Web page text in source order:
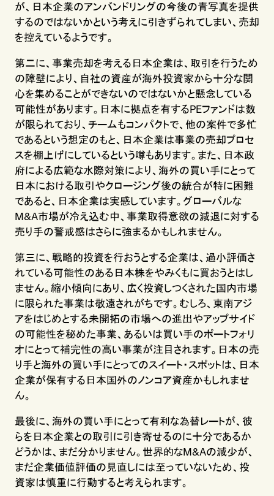
が、日本企業のアンバンドリングの今後の青写真を提供
するのではないかという考えに引きずられてしまい、売却
を控えているようです。
第二に、事業売却を考える日本企業は、取引を行うため
の障壁により、自社の資産が海外投資家から十分な関
心を集めることができないのではないかと懸念している
可能性があります。日本に拠点を有するPEファンドは数
が限られており、チームもコンパクトで、他の案件で多忙
であるという想定のもと、日本企業は事業の売却プロセ
スを棚上げにしているという噂もあります。また、日本政
府による広範な水際対策により、海外の買い手にとって
日本における取引やクロージング後の統合が特に困難
であると、日本企業は実感しています。グローバルな
M&A市場が冷え込む中、事業取得意欲の減退に対する
売り手の警戒感はさらに強まるかもしれません。
第三に、戦略的投資を行おうとする企業は、過小評価さ
れている可能性のある日本株をやみくもに買おうとはし
ません。縮小傾向にあり、広く投資しつくされた国内市場
に限られた事業は敬遠されがちです。むしろ、東南アジ
アをはじめとする未開拓の市場への進出やアップサイド
の可能性を秘めた事業、あるいは買い手のポートフォリ
オにとって補完性の高い事業が注目されます。日本の売
り手と海外の買い手にとってのスイート・スポットは、日本
企業が保有する日本国外のノンコア資産かもしれませ
ん。
最後に、海外の買い手にとって有利な為替レートが、彼
らを日本企業との取引に引き寄せるのに十分であるか
どうかは、まだ分かりません。世界的なM&Aの減少が、
まだ企業価値評価の見直しには至っていないため、投
資家は慎重に行動すると考えられます。